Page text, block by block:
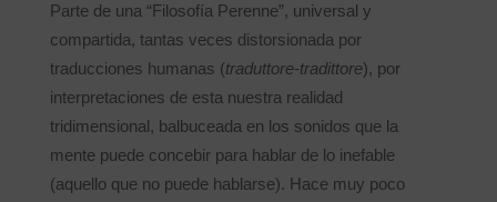
Parte de una “Filosofía Perenne”, universal y
compartida, tantas veces distorsionada por
traducciones humanas (traduttore-tradittore), por
interpretaciones de esta nuestra realidad
tridimensional, balbuceada en los sonidos que la
mente puede concebir para hablar de lo inefable
(aquello que no puede hablarse). Hace muy poco